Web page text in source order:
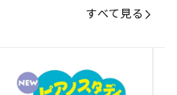
すべて見る